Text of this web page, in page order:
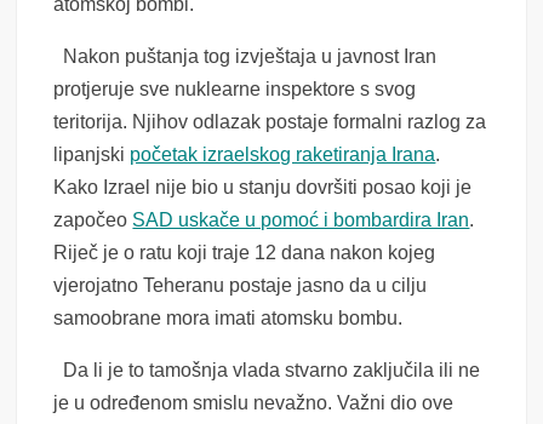
atomskoj bombi.
Nakon puštanja tog izvještaja u javnost Iran
protjeruje sve nuklearne inspektore s svog
teritorija. Njihov odlazak postaje formalni razlog za
lipanjski početak izraelskog raketiranja Irana.
Kako Izrael nije bio u stanju dovršiti posao koji je
započeo SAD uskače u pomoć i bombardira Iran.
Riječ je o ratu koji traje 12 dana nakon kojeg
vjerojatno Teheranu postaje jasno da u cilju
samoobrane mora imati atomsku bombu.
Da li je to tamošnja vlada stvarno zaključila ili ne
je u određenom smislu nevažno. Važni dio ove